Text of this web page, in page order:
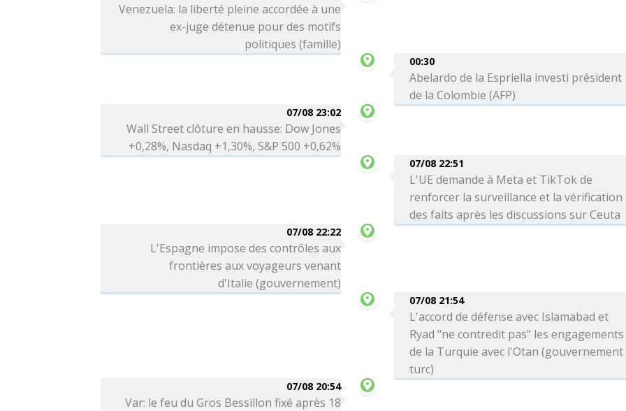
Venezuela: la liberté pleine accordée à une
ex-juge détenue pour des motifs
politiques (famille)
00:30
Abelardo de la Espriella investi président
de la Colombie (AFP)
07/08 23:02
Wall Street clôture en hausse: Dow Jones
+0,28%, Nasdaq +1,30%, S&P 500 +0,62%
07/08 22:51
L'UE demande à Meta et TikTok de
renforcer la surveillance et la vérification
des faits après les discussions sur Ceuta
07/08 22:22
L'Espagne impose des contrôles aux
frontières aux voyageurs venant
d'Italie (gouvernement)
07/08 21:54
L'accord de défense avec Islamabad et
Ryad "ne contredit pas" les engagements
de la Turquie avec l'Otan (gouvernement
turc)
07/08 20:54
Var: le feu du Gros Bessillon fixé après 18